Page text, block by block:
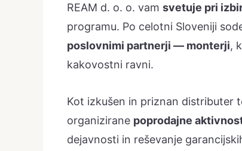
REAM d. o. o. vam svetuje pri
programu. Po celotni Sloveniji
poslovnimi partnerji — monterji,
kakovostni ravni.
Kot izkušen in priznan distributer
organizirane poprodajne
dejavnosti in reševanje